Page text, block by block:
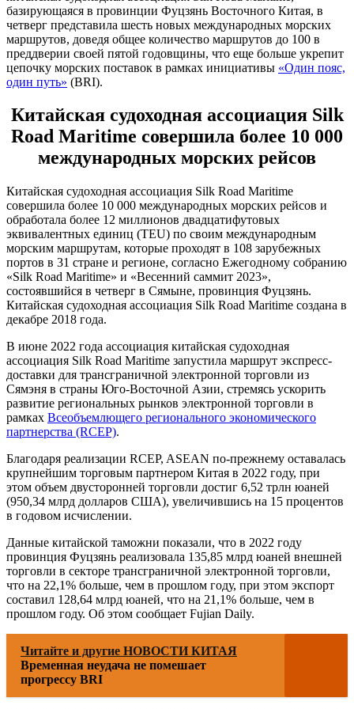
базирующаяся в провинции Фуцзянь Восточного Китая, в
четверг представила шесть новых международных морских
маршрутов, доведя общее количество маршрутов до 100 в
преддверии своей пятой годовщины, что еще больше укрепит
цепочку морских поставок в рамках инициативы «Один пояс,
один путь» (BRI).
Китайская судоходная ассоциация Silk
Road Maritime совершила более 10 000
международных морских рейсов
Китайская судоходная ассоциация Silk Road Maritime
совершила более 10 000 международных морских рейсов и
обработала более 12 миллионов двадцатифутовых
эквивалентных единиц (TEU) по своим международным
морским маршрутам, которые проходят в 108 зарубежных
портов в 31 стране и регионе, согласно Ежегодному собранию
«Silk Road Maritime» и «Весенний саммит 2023»,
состоявшийся в четверг в Сямыне, провинция Фуцзянь.
Китайская судоходная ассоциация Silk Road Maritime создана в
декабре 2018 года.
В июне 2022 года ассоциация китайская судоходная
ассоциация Silk Road Maritime запустила маршрут экспресс-
доставки для трансграничной электронной торговли из
Сямэня в страны Юго-Восточной Азии, стремясь ускорить
развитие региональных рынков электронной торговли в
рамках Всеобъемлющего регионального экономического
партнерства (RCEP).
Благодаря реализации RCEP, ASEAN по-прежнему оставалась
крупнейшим торговым партнером Китая в 2022 году, при
этом объем двусторонней торговли достиг 6,52 трлн юаней
(950,34 млрд долларов США), увеличившись на 15 процентов
в годовом исчислении.
Данные китайской таможни показали, что в 2022 году
провинция Фуцзянь реализовала 135,85 млрд юаней внешней
торговли в секторе трансграничной электронной торговли,
что на 22,1% больше, чем в прошлом году, при этом экспорт
составил 128,64 млрд юаней, что на 21,1% больше, чем в
прошлом году. Об этом сообщает Fujian Daily.
Читайте и другие НОВОСТИ КИТАЯ
Временная неудача не помешает
прогрессу BRI